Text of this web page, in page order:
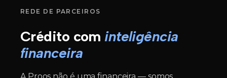
REDE DE PARCEIROS
Crédito com inteligência
financeira